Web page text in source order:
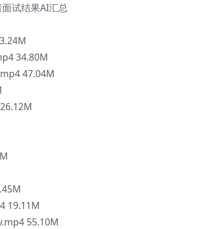
试结果AI汇总
34.80M
47.04M
19.11M
55.10M